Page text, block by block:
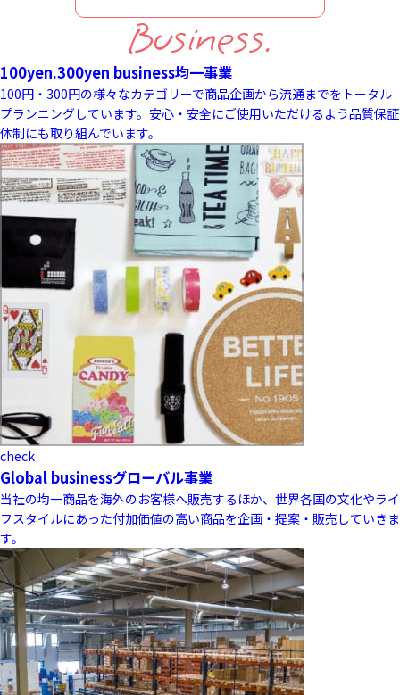
Business.
100yen.300yen business均一事業
100円・300円の様々なカテゴリーで商品企画から流通までをトータル
プランニングしています。安心・安全にご使用いただけるよう品質保証
体制にも取り組んでいます。
check
Global businessグローバル事業
当社の均一商品を海外のお客様へ販売するほか、世界各国の文化やライ
フスタイルにあった付加価値の高い商品を企画・提案・販売していきま
す。